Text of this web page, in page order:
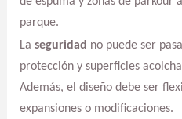
parque.
La seguridad no puede ser
protección y superficies
Además, el diseño debe ser
expansiones o modificaciones.